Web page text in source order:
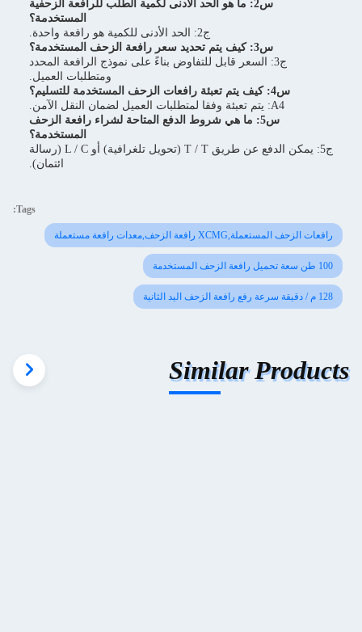
س2: ما هو الحد الأدنى لكمية الطلب للرافعة الزحفية
المستخدمة؟
ج2: الحد الأدنى للكمية هو رافعة واحدة.
س3: كيف يتم تحديد سعر رافعة الزحف المستخدمة؟
ج3: السعر قابل للتفاوض بناءً على نموذج الرافعة المحدد
ومتطلبات العميل.
س4: كيف يتم تعبئة رافعات الزحف المستخدمة للتسليم؟
A4: يتم تعبئة وفقا لمتطلبات العميل لضمان النقل الآمن.
س5: ما هي شروط الدفع المتاحة لشراء رافعة الزحف
المستخدمة؟
ج5: يمكن الدفع عن طريق T / T (تحويل تلغرافية) أو L / C (رسالة
ائتمان).
Tags:
رافعات الزحف المستعملة,XCMG رافعة الزحف,معدات رافعة مستعملة
100 طن سعة تحميل رافعة الزحف المستخدمة
128 م / دقيقة سرعة رفع رافعة الزحف اليد الثانية
Similar Products